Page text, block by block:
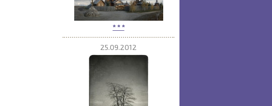
* * *
25.09.2012